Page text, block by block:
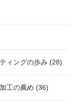
ィングの歩み (28)
工の薦め (36)